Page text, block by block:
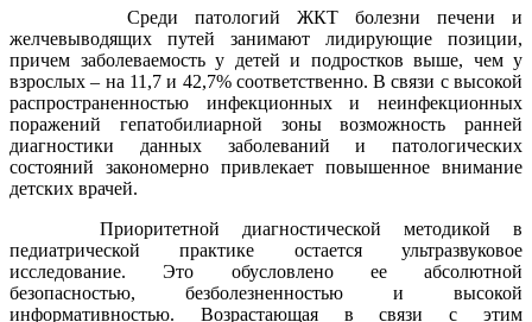
Среди патологий ЖКТ болезни печени и
желчевыводящих путей занимают лидирующие позиции,
причем заболеваемость у детей и подростков выше, чем у
взрослых – на 11,7 и 42,7% соответственно. В связи с высокой
распространенностью инфекционных и неинфекционных
поражений гепатобилиарной зоны возможность ранней
диагностики данных заболеваний и патологических
состояний закономерно привлекает повышенное внимание
детских врачей.
Приоритетной диагностической методикой в
педиатрической практике остается ультразвуковое
исследование. Это обусловлено ее абсолютной
безопасностью, безболезненностью и высокой
информативностью. Возрастающая в связи с этим